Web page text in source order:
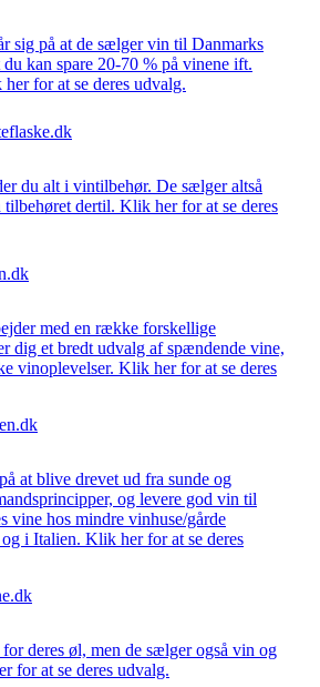
sig på at de sælger vin til Danmarks
du kan spare 20-70 % på vinene ift.
for at se deres udvalg.
du alt i vintilbehør. De sælger altså
dertil. Klik her for at se deres
med en række forskellige
dig et bredt udvalg af spændende vine,
vinoplevelser. Klik her for at se deres
at blive drevet ud fra sunde og
og levere god vin til
vine hos mindre vinhuse/gårde
i Italien. Klik her for at se deres
deres øl, men de sælger også vin og
for at se deres udvalg.